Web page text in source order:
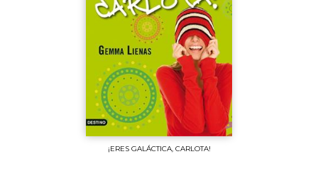
¡ERES GALÁCTICA, CARLOTA!